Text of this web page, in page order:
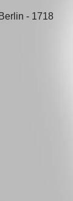
- 1718